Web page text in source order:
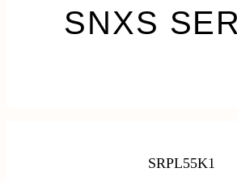
SNXS
SRPL55K1